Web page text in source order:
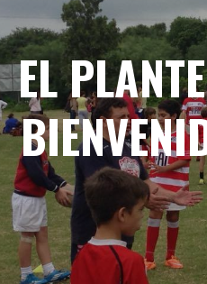
EL